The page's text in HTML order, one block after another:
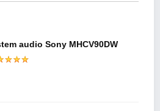
audio Sony MHCV90DW